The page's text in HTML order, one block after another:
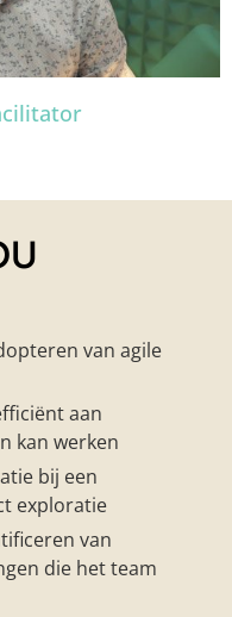
van agile
aan
kan werken
bij een
exploratie
van
die het team